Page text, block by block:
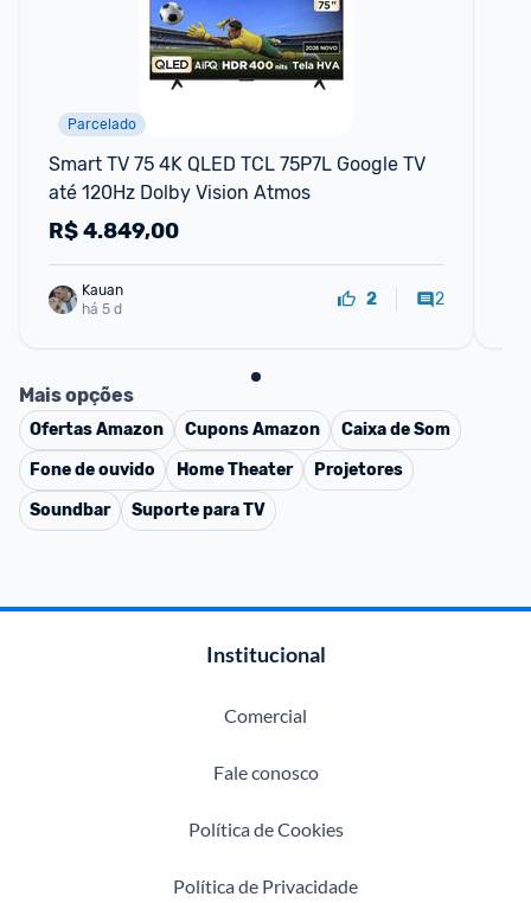
Parcelado
Smart TV 75 4K QLED TCL 75P7L Google TV
até 120Hz Dolby Vision Atmos
R$4.849,00
Kauan
há 5 d
2 2
Mais opções
OfertasAmazon CuponsAmazon
Caixa de Som
Fone de ouvido
Home Theater
Projetores
Soundbar
Suporte para TV
Institucional
Comercial
Fale conosco
Política de Cookies
Política de Privacidade